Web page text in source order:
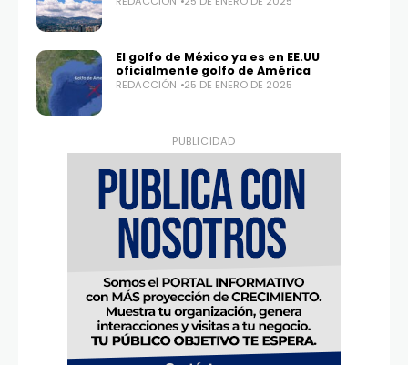
El golfo de México ya es en EE.UU
oficialmente golfo de América
REDACCIÓN 25 DE ENERO DE 2025
PUBLICIDAD